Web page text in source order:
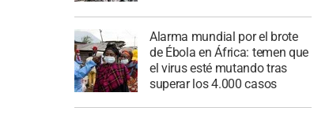
Alarma mundial por el brote
de Ébola en África: temen que
el virus esté mutando tras
superar los 4.000 casos